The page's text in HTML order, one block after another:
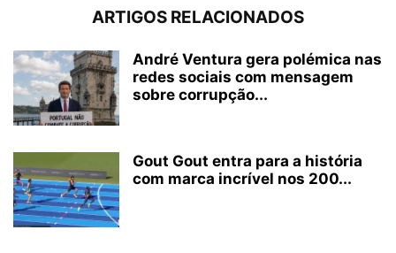
ARTIGOS RELACIONADOS
André Ventura gera polémica nas
redes sociais com mensagem
sobre corrupção...
Gout Gout entra para a história
com marca incrível nos 200...